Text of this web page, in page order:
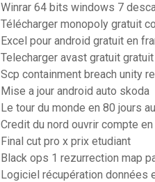
Winrar 64 bits windows 7
Télécharger monopoly gratuit
Excel pour android gratuit en
Telecharger avast gratuit
Scp containment breach unity
Mise a jour android auto skoda
Le tour du monde en 80 jours
Credit du nord ouvrir compte
Final cut pro x prix etudiant
Black ops 1 rezurrection map
Logiciel récupération données